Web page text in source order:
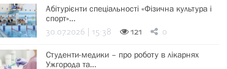
Абітурієнти спеціальності «Фізична культура і
спорт»…
30.07.2026 | 15:38 121 0
Студенти-медики – про роботу в лікарнях
Ужгорода та…